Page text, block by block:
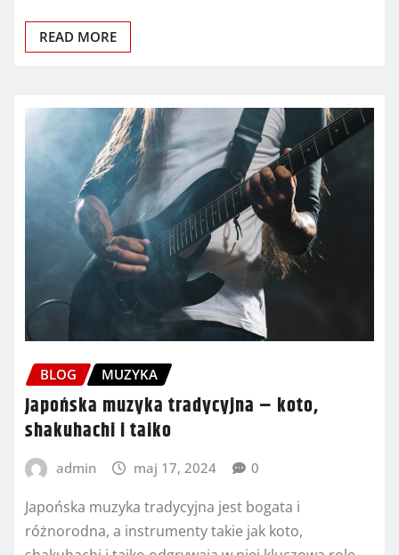
READ MORE
BLOG MUZYKA
Japońska muzyka tradycyjna – koto,
shakuhachi i taiko
admin maj 17, 2024 0
Japońska muzyka tradycyjna jest bogata i
różnorodna, a instrumenty takie jak koto,